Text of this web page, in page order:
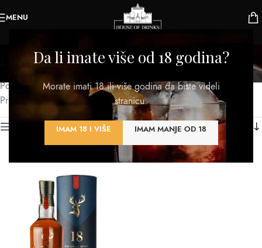
Da li imate više od 18 godina?
Morate imati 18 ili više godina da biste videli
stranicu.
IMAM 18 I VIŠE IMAM MANJE OD 18
MENU
Single Malt, Small Batch
Početna
Proizvod TIP/Single Malt, Small Batch
Prikazan jedan rezultat
Kategorije proizvoda